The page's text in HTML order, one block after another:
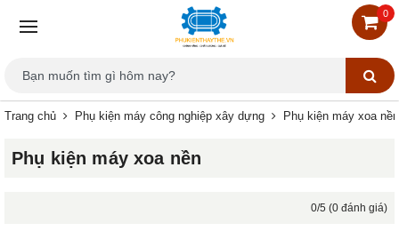
0
Trang chủ Phụ kiện máy công nghiệp xây dựng Phụ kiện máy xoa nền
Phụ kiện máy xoa nền
0/5 (0 đánh giá)